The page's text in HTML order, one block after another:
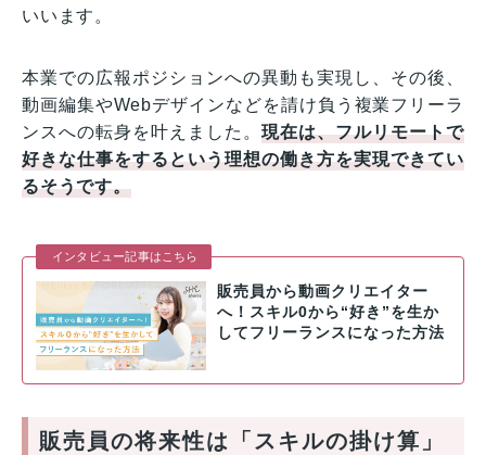
いいます。
本業での広報ポジションへの異動も実現し、その後、
動画編集やWebデザインなどを請け負う複業フリーラ
ンスへの転身を叶えました。現在は、フルリモートで
好きな仕事をするという理想の働き方を実現できてい
るそうです。
インタビュー記事はこちら
販売員から動画クリエイター
へ！スキル0から“好き”を生か
してフリーランスになった方法
販売員の将来性は「スキルの掛け算」